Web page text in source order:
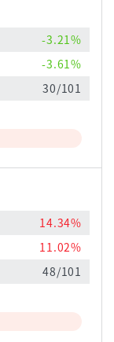
-3.21%
-3.61%
30/101
14.34%
11.02%
48/101